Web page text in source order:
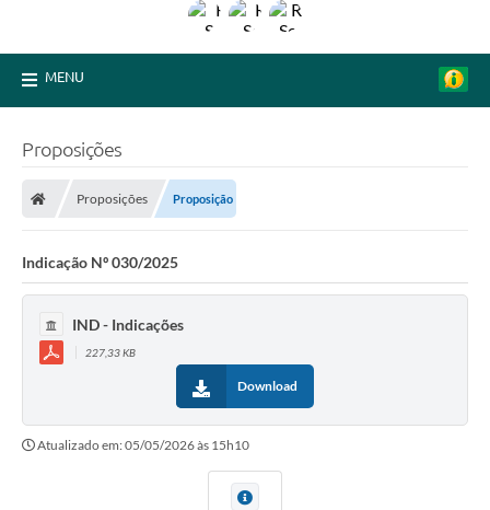
MENU
Proposições
Proposições Proposição
Indicação Nº 030/2025
IND - Indicações
227,33 KB
Download
Atualizado em: 05/05/2026 às 15h10